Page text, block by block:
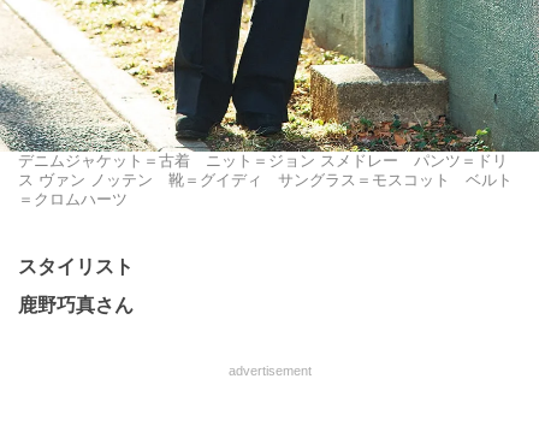
デニムジャケット＝古着 ニット＝ジョン スメドレー パンツ＝ドリ
ス ヴァン ノッテン 靴＝グイディ サングラス＝モスコット ベルト
＝クロムハーツ
スタイリスト
鹿野巧真さん
advertisement